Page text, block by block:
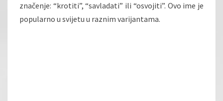
značenje: “krotiti”, “savladati” ili “osvojiti”. Ovo ime je
popularno u svijetu u raznim varijantama.